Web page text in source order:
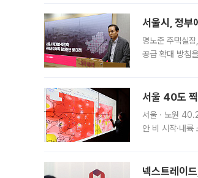
서울시, 정
명노준 주택실
공급 확대 방침
서울 40도
서울ㆍ노원
안 비 시작·내
넥스트레이